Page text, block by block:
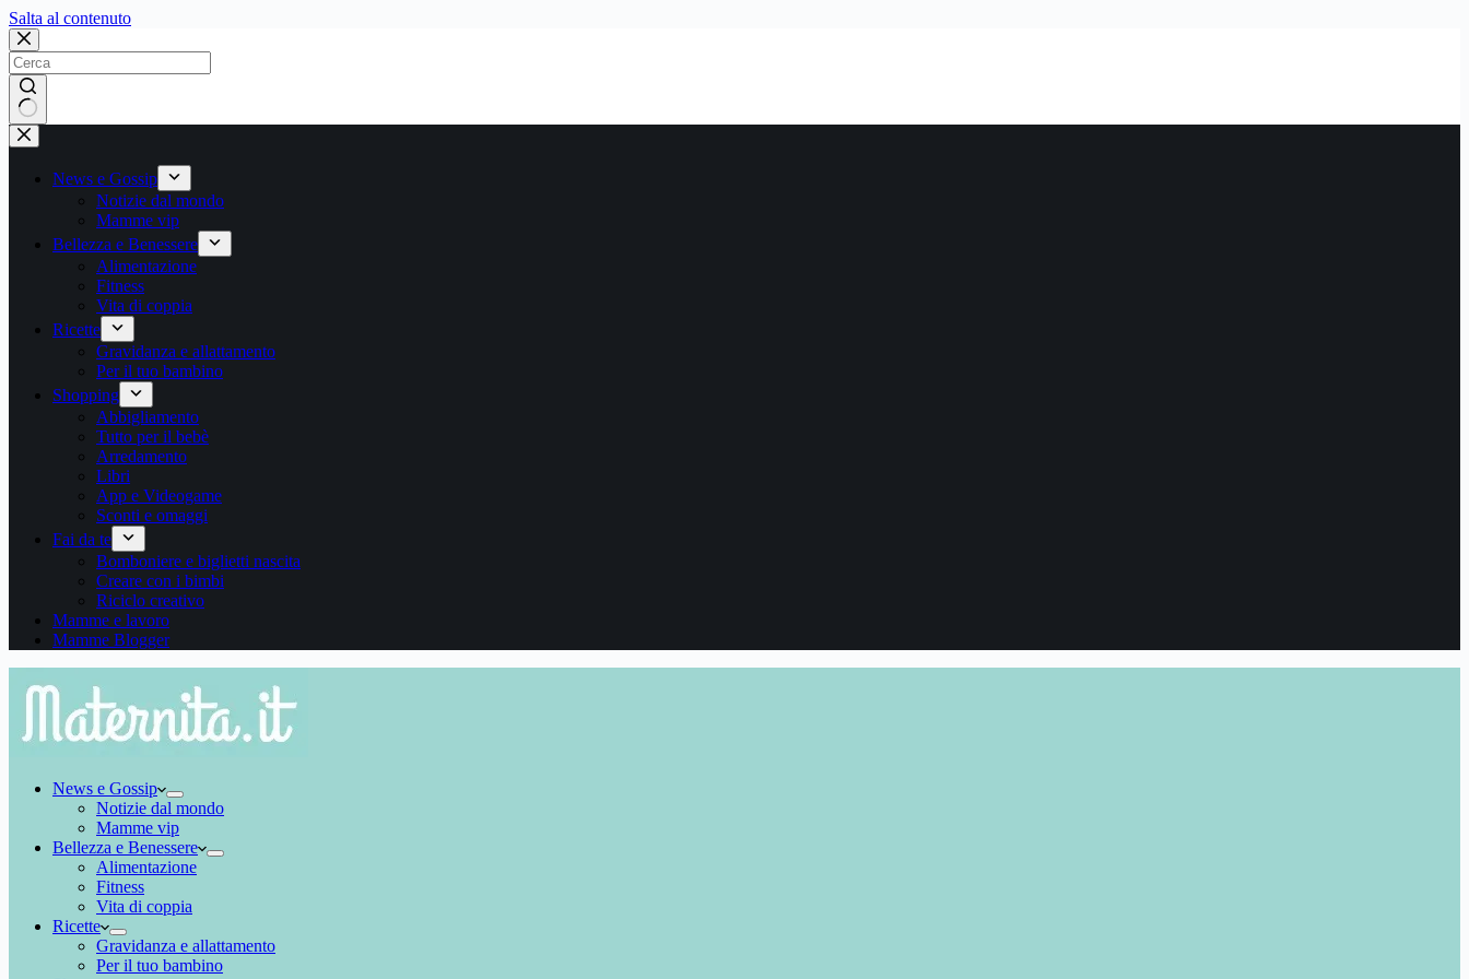
Salta al contenutoSalta
contenuto
Nessun
risultato
News e Gossip
Notizie dal mondo
Mamme vip
Bellezza e Benessere
Alimentazione
Fitness
Vita di coppia
Ricette
Gravidanza e allattamento
Per il tuo bambino
Shopping
Abbigliamento
Tutto per il bebè
Arredamento
Libri
App e Videogame
Sconti e omaggi
Fai da te
Bomboniere e biglietti nascita
Creare con i bimbi
Riciclo creativo
Mamme e lavoro
Mamme Blogger
News e Gossip
Notizie dal mondo
Mamme vip
Bellezza e Benessere
Alimentazione
Fitness
Vita di coppia
Ricette
Gravidanza e allattamento
Per il tuo bambino